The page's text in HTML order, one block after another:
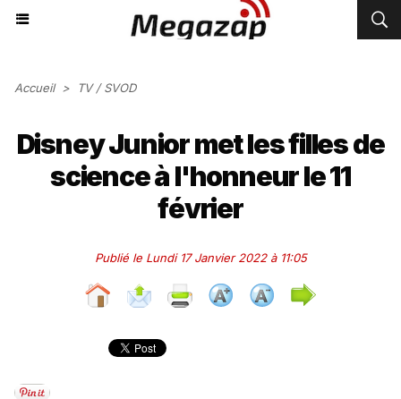
Accueil > TV / SVOD
Disney Junior met les filles de
science à l'honneur le 11
février
Publié le Lundi 17 Janvier 2022 à 11:05